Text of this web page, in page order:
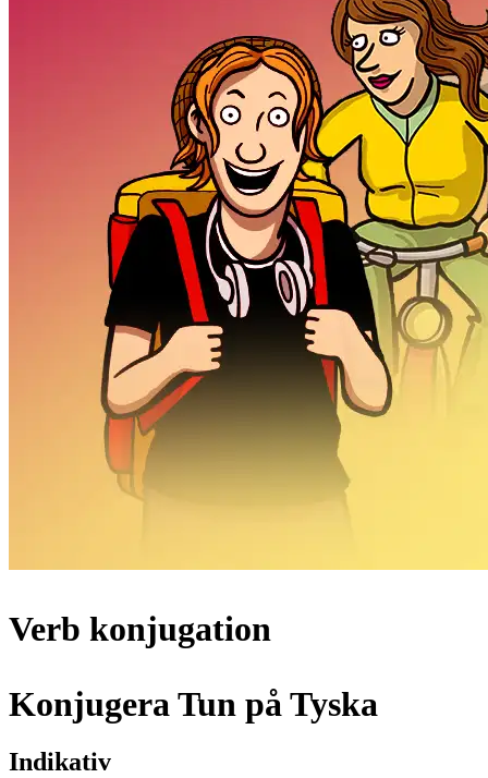
Verb konjugation
Konjugera Tun på Tyska
Indikativ